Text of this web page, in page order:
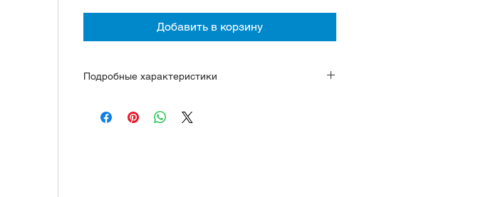
Добавить в корзину
Подробные характеристики
000 полуколебаний в час (Hi-Beat), запас хода 55